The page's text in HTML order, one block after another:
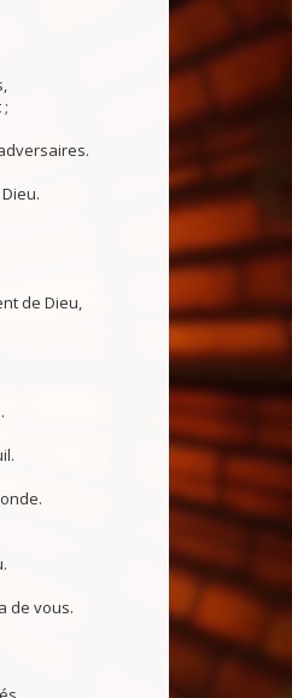
de Dieu,
de vous.